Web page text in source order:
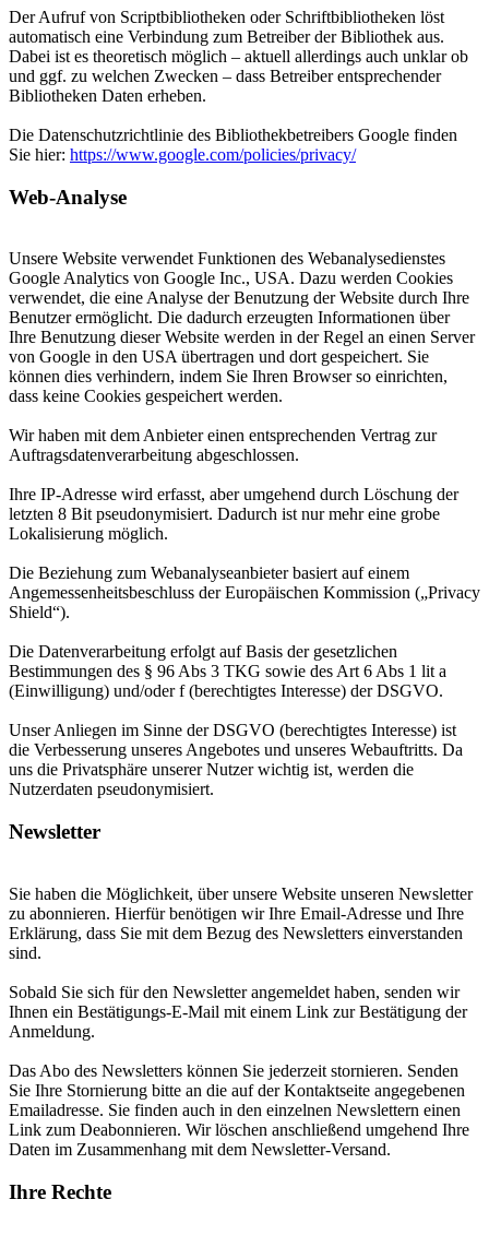
Der Aufruf von Scriptbibliotheken oder Schriftbibliotheken löst
automatisch eine Verbindung zum Betreiber der Bibliothek aus.
Dabei ist es theoretisch möglich – aktuell allerdings auch unklar ob
und ggf. zu welchen Zwecken – dass Betreiber entsprechender
Bibliotheken Daten erheben.
Die Datenschutzrichtlinie des Bibliothekbetreibers Google finden
Sie hier: https://www.google.com/policies/privacy/
Web-Analyse
Unsere Website verwendet Funktionen des Webanalysedienstes
Google Analytics von Google Inc., USA. Dazu werden Cookies
verwendet, die eine Analyse der Benutzung der Website durch Ihre
Benutzer ermöglicht. Die dadurch erzeugten Informationen über
Ihre Benutzung dieser Website werden in der Regel an einen Server
von Google in den USA übertragen und dort gespeichert. Sie
können dies verhindern, indem Sie Ihren Browser so einrichten,
dass keine Cookies gespeichert werden.
Wir haben mit dem Anbieter einen entsprechenden Vertrag zur
Auftragsdatenverarbeitung abgeschlossen.
Ihre IP-Adresse wird erfasst, aber umgehend durch Löschung der
letzten 8 Bit pseudonymisiert. Dadurch ist nur mehr eine grobe
Lokalisierung möglich.
Die Beziehung zum Webanalyseanbieter basiert auf einem
Angemessenheitsbeschluss der Europäischen Kommission („Privacy
Shield“).
Die Datenverarbeitung erfolgt auf Basis der gesetzlichen
Bestimmungen des § 96 Abs 3 TKG sowie des Art 6 Abs 1 lit a
(Einwilligung) und/oder f (berechtigtes Interesse) der DSGVO.
Unser Anliegen im Sinne der DSGVO (berechtigtes Interesse) ist
die Verbesserung unseres Angebotes und unseres Webauftritts. Da
uns die Privatsphäre unserer Nutzer wichtig ist, werden die
Nutzerdaten pseudonymisiert.
Newsletter
Sie haben die Möglichkeit, über unsere Website unseren Newsletter
zu abonnieren. Hierfür benötigen wir Ihre Email-Adresse und Ihre
Erklärung, dass Sie mit dem Bezug des Newsletters einverstanden
sind.
Sobald Sie sich für den Newsletter angemeldet haben, senden wir
Ihnen ein Bestätigungs-E-Mail mit einem Link zur Bestätigung der
Anmeldung.
Das Abo des Newsletters können Sie jederzeit stornieren. Senden
Sie Ihre Stornierung bitte an die auf der Kontaktseite angegebenen
Emailadresse. Sie finden auch in den einzelnen Newslettern einen
Link zum Deabonnieren. Wir löschen anschließend umgehend Ihre
Daten im Zusammenhang mit dem Newsletter-Versand.
Ihre Rechte